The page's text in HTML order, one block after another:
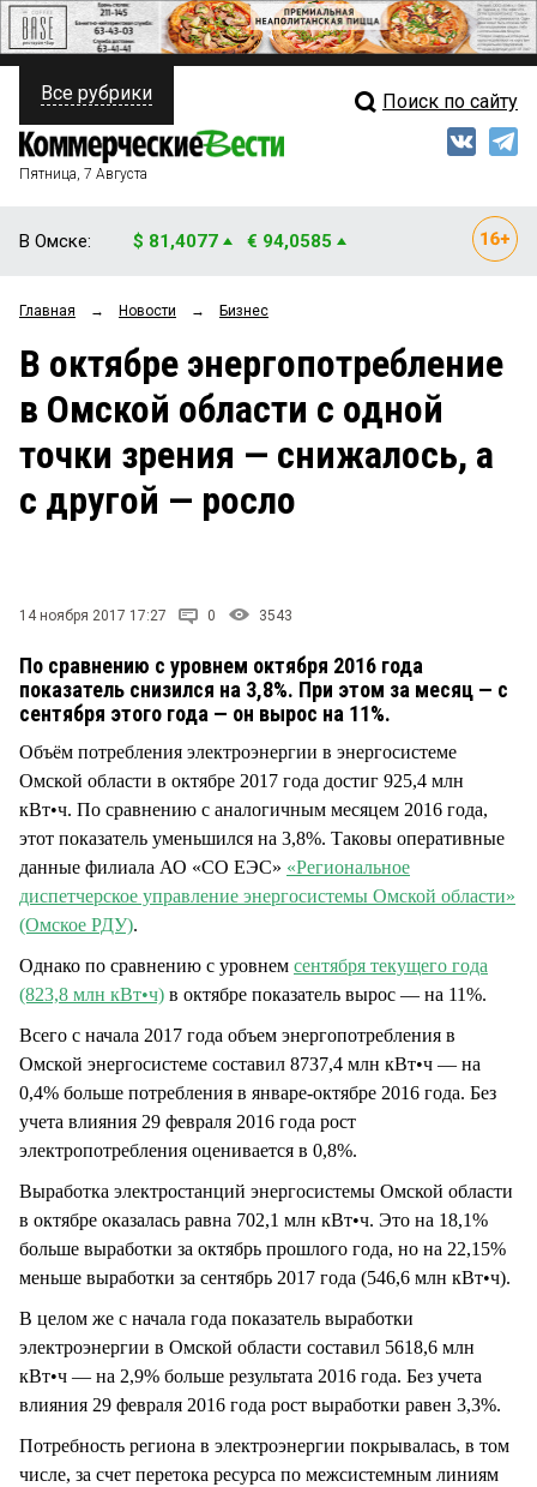
ПОЛИТИКА
ФИНАНСЫ
ОБЩЕСТВО
ЗАКОН
ПРОИСШЕСТВИЯ
Свежий выпуск
Рейтинги
Блоги
Архив
Все рубрики Поиск по сайту
Пятница, 7 Августа
В Омске: $ 81,4077 € 94,0585
Главная → Новости → Бизнес
В октябре энергопотребление
в Омской области с одной
точки зрения — снижалось, а
с другой — росло
14 ноября 2017 17:27 0 3543
По сравнению с уровнем октября 2016 года
показатель снизился на 3,8%. При этом за месяц — с
сентября этого года — он вырос на 11%.
Объём потребления электроэнергии в энергосистеме
Омской области в октябре 2017 года достиг 925,4 млн
кВт•ч. По сравнению с аналогичным месяцем 2016 года,
этот показатель уменьшился на 3,8%. Таковы оперативные
данные филиала АО «СО ЕЭС» «Региональное
диспетчерское управление энергосистемы Омской области»
(Омское РДУ).
Однако по сравнению с уровнем сентября текущего года
(823,8 млн кВт•ч) в октябре показатель вырос — на 11%.
Всего с начала 2017 года объем энергопотребления в
Омской энергосистеме составил 8737,4 млн кВт•ч — на
0,4% больше потребления в январе-октябре 2016 года. Без
учета влияния 29 февраля 2016 года рост
электропотребления оценивается в 0,8%.
Выработка электростанций энергосистемы Омской области
в октябре оказалась равна 702,1 млн кВт•ч. Это на 18,1%
больше выработки за октябрь прошлого года, но на 22,15%
меньше выработки за сентябрь 2017 года (546,6 млн кВт•ч).
В целом же с начала года показатель выработки
электроэнергии в Омской области составил 5618,6 млн
кВт•ч — на 2,9% больше результата 2016 года. Без учета
влияния 29 февраля 2016 года рост выработки равен 3,3%.
Потребность региона в электроэнергии покрывалась, в том
числе, за счет перетока ресурса по межсистемным линиям